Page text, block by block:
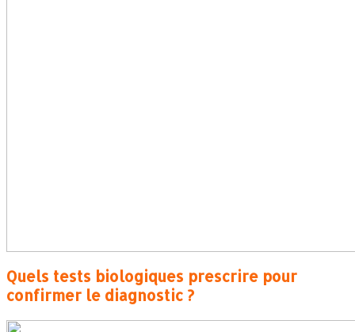
Quels tests biologiques prescrire pour
confirmer le diagnostic ?